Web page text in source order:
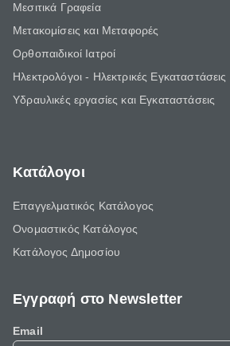
Μεσιτικά Γραφεία
Μετακομίσεις και Μεταφορές
Ορθοπαιδικοί Ιατροί
Ηλεκτρολόγοι - Ηλεκτρικές Εγκαταστάσεις
Υδραυλικές εργασίες και Εγκαταστάσεις
Κατάλογοι
Επαγγελματικός Κατάλογος
Ονομαστικός Κατάλογος
Κατάλογος Δημοσίου
Εγγραφή στο Newsletter
Email